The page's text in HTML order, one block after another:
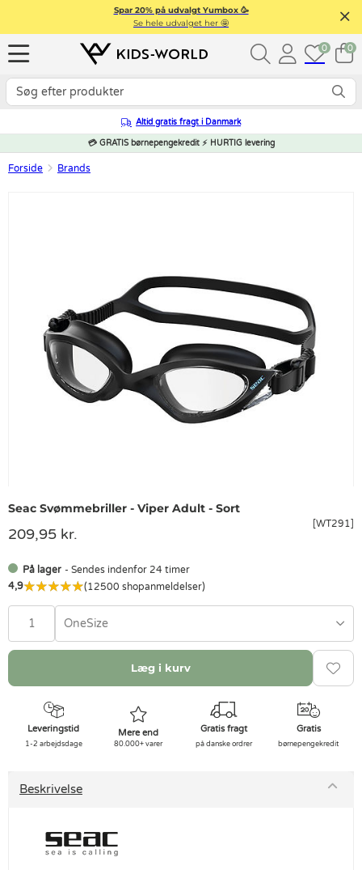
Spar 20% på udvalgt Yumbox 🥳
Se hele udvalget her 🤩
0 0
Altid gratis fragt i Danmark
💳 GRATIS børnepengekredit ⚡ HURTIG levering
Forside Brands
Seac Svømmebriller - Viper Adult - Sort
[WT291]
209,95 kr.
På lager - Sendes indenfor 24 timer
4,9
(12500 shopanmeldelser)
OneSize
Læg i kurv
Leveringstid
1-2 arbejdsdage
Mere end
80.000+ varer
Gratis fragt
på danske ordrer
Gratis
børnepengekredit
Beskrivelse